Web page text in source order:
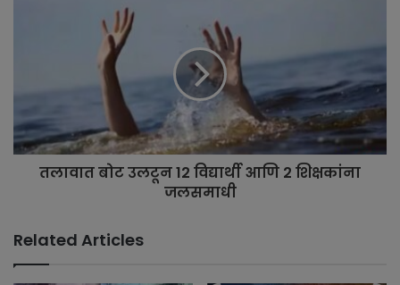
तलावात बोट उलटून 12 विद्यार्थी आणि 2 शिक्षकांना
जलसमाधी
Related Articles